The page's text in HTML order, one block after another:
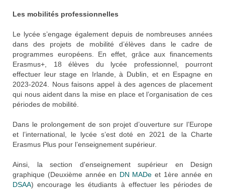
Les mobilités professionnelles
Le lycée s’engage également depuis de nombreuses années
dans des projets de mobilité d’élèves dans le cadre de
programmes européens. En effet, grâce aux financements
Erasmus+, 18 élèves du lycée professionnel, pourront
effectuer leur stage en Irlande, à Dublin, et en Espagne en
2023-2024. Nous faisons appel à des agences de placement
qui nous aident dans la mise en place et l’organisation de ces
périodes de mobilité.
Dans le prolongement de son projet d’ouverture sur l’Europe
et l’international, le lycée s’est doté en 2021 de la Charte
Erasmus Plus pour l’enseignement supérieur.
Ainsi, la section d'enseignement supérieur en Design
graphique (Deuxième année en DN MADe et 1ère année en
DSAA) encourage les étudiants à effectuer les périodes de